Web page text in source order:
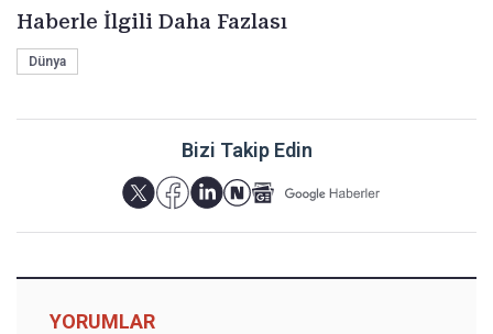
Haberle İlgili Daha Fazlası
Dünya
Bizi Takip Edin
YORUMLAR